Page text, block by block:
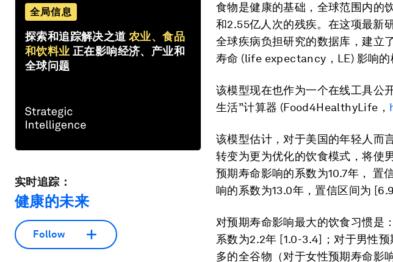
全局信息
探索和追踪解决之道 农业、食品
和饮料业 正在影响经济、产业和
全球问题
实时追踪：
健康的未来
Follow
食物是健康的基础，全球范围内的
和2.55亿人次的残疾。在这项最新
全球疾病负担研究的数据库，建立
寿命 (life expectancy，LE) 影响的
该模型现在也作为一个在线工具公
生活”计算器 (Food4HealthyLife，
该模型估计，对于美国的年轻人而
转变为更为优化的饮食模式，将使
预期寿命影响的系数为10.7年， 置
响的系数为13.0年，置信区间为
对预期寿命影响最大的饮食习惯是
系数为2.2年 [1.0-3.4]；对于男性
多的全谷物（对于女性预期寿命影